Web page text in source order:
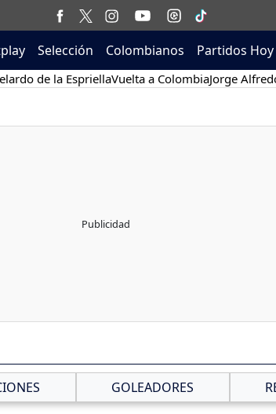
Selección Colombianos Partidos Hoy
de la EspriellaVuelta a ColombiaJorge
GOLEADORES